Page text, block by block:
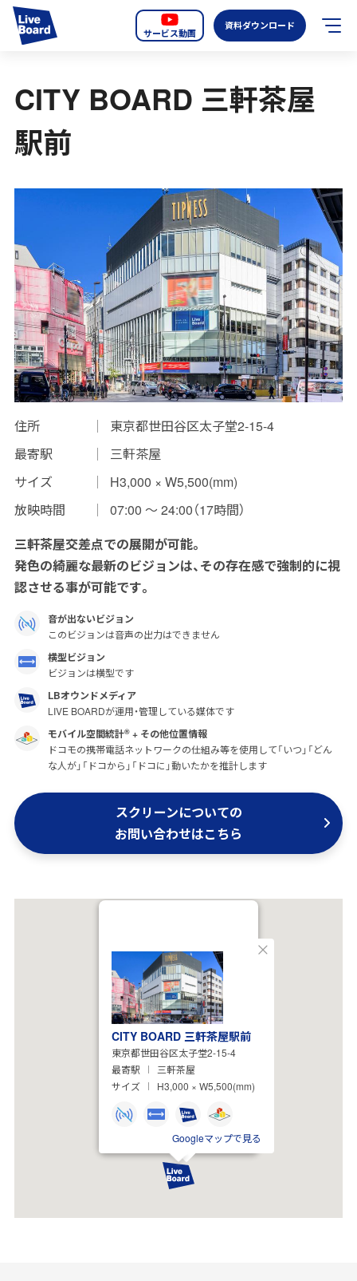
サービス動画
資料ダウンロード
サービス紹介
LIVE BOARDの新しいOOH
選ばれる理由
全国のスクリーン
お知らせ
オーディエンスデータの階層
インプレッションデータの算出方法
お問い合わせ
よくあるご質問
CITY BOARD 三軒茶屋
駅前
住所
東京都世田谷区太子堂2-15-4
最寄駅
三軒茶屋
サイズ
H3,000 × W5,500(mm)
放映時間
07:00 〜 24:00（17時間）
三軒茶屋交差点での展開が可能。
発色の綺麗な最新のビジョンは、その存在感で強制的に視
認させる事が可能です。
音が出ないビジョン
このビジョンは音声の出力はできません
横型ビジョン
ビジョンは横型です
LBオウンドメディア
LIVE BOARDが運用・管理している媒体です
モバイル空間統計®+ その他位置情報
ドコモの携帯電話ネットワークの仕組み等を使用して「いつ」「どん
な人が」「ドコから」「ドコに」動いたかを推計します
スクリーンについての
お問い合わせはこちら
CITY BOARD 三軒茶屋駅前
東京都世田谷区太子堂2-15-4
最寄駅
三軒茶屋
サイズ
H3,000 × W5,500(mm)
Googleマップで見る